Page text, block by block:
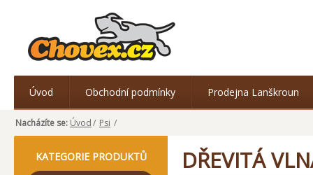
Úvod Obchodní podmínky Prodejna Lanškroun
Nacházíte se: Úvod/ Psi /
KATEGORIE PRODUKTŮ DŘEVITÁ